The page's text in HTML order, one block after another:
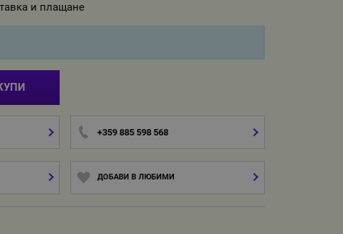
и плащане
+359 885 598 568
ДОБАВИ В ЛЮБИМИ